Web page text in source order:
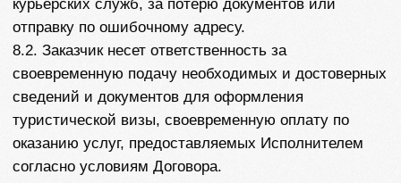
Услуги
Американская виза
Шенгенская виза
Контакты